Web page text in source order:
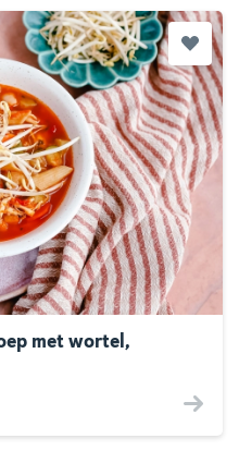
met wortel,